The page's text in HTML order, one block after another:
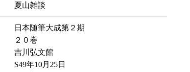
夏山雑談
日本随筆大成第２期
２０巻
吉川弘文館
S49年10月25日